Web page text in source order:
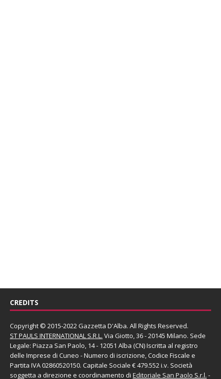
CREDITS
Copyright © 2015-2022 Gazzetta D'Alba. All Rights Reserved.
ST PAULS INTERNATIONAL S.R.L. Via Giotto, 36 - 20145 Milano. Sede
Legale: Piazza San Paolo, 14 - 12051 Alba (CN) Iscritta al registro
delle Imprese di Cuneo - Numero di iscrizione, Codice Fiscale e
Partita IVA 02860520150. Capitale Sociale € 479.552 i.v. Società
soggetta a direzione e coordinamento di Editoriale San Paolo S.r.l. -